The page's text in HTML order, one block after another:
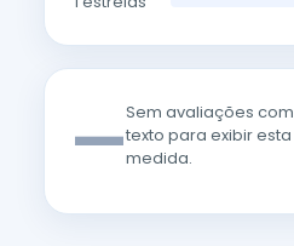
—Sem avaliações com
texto para exibir esta
medida.